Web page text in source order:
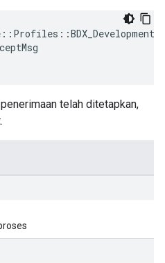
telah ditetapkan,